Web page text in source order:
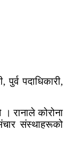
पदाधिकारी,
। रानाले कोरोना
संस्थाहरूको